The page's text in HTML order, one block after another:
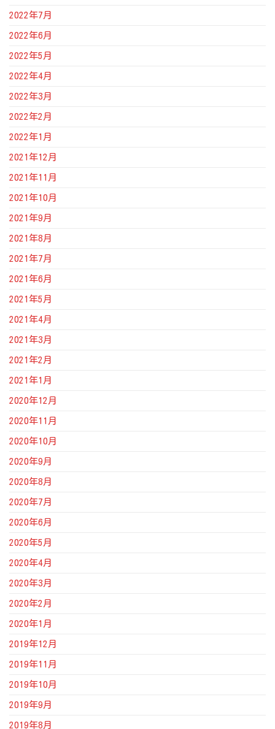
2022年7月
2022年6月
2022年5月
2022年4月
2022年3月
2022年2月
2022年1月
2021年12月
2021年11月
2021年10月
2021年9月
2021年8月
2021年7月
2021年6月
2021年5月
2021年4月
2021年3月
2021年2月
2021年1月
2020年12月
2020年11月
2020年10月
2020年9月
2020年8月
2020年7月
2020年6月
2020年5月
2020年4月
2020年3月
2020年2月
2020年1月
2019年12月
2019年11月
2019年10月
2019年9月
2019年8月